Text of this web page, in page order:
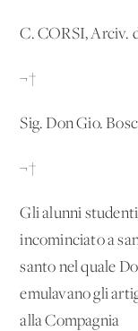
C. CORSI, Arciv.
¬†
Sig. Don Gio.
¬†
Gli alunni
incominciato a
santo nel quale
emulavano gli
alla Compagnia